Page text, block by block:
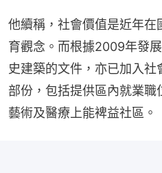
他續稱，社會價值是近年
育觀念。而根據2009年發
史建築的文件，亦已加入
部份，包括提供區內就業職
藝術及醫療上能裨益社區。